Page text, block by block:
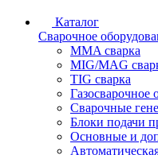
Каталог
Сварочное
MMA сварка
MIG/MAG
TIG сварка
Газосварочное
Сварочные
Блоки подачи
Основные и